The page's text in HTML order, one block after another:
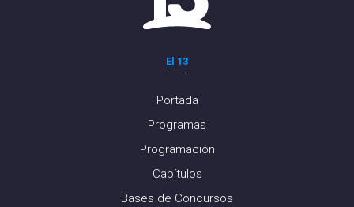
El 13
Portada
Programas
Programación
Capítulos
Bases de Concursos